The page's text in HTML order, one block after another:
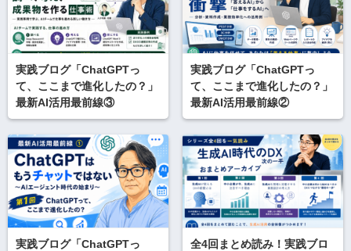
実践ブログ「ChatGPTっ
て、ここまで進化したの？」
最新AI活用最前線③
実践ブログ「ChatGPTっ
て、ここまで進化したの？」
最新AI活用最前線②
実践ブログ「ChatGPTっ
全4回まとめ読み！実践ブロ